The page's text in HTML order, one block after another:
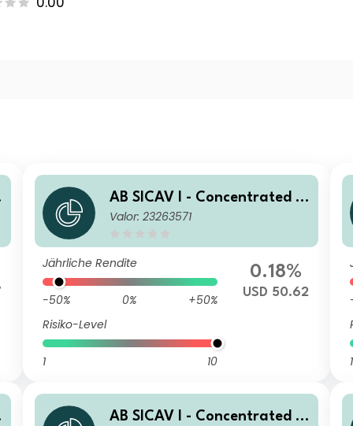
AB SICAV I - Concentrated U
S Equity Portfolio S1 USD Acc
Valor: 23263571
Jährliche Rendite
-50% 0%
+50%
Risiko-Level
1 10
0.18%
USD 50.62
1
AB SICAV I - Concentrated U